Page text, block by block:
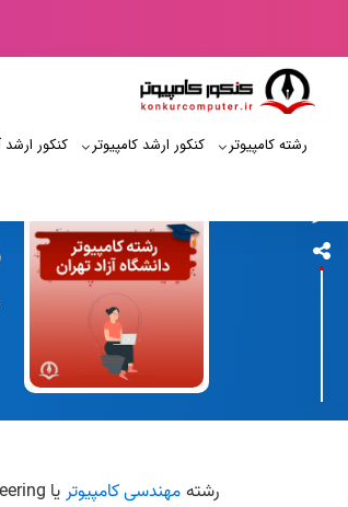
رشته کامپیوتر کنکور ارشد کامپیوتر کنکور
رشتهمهندسی کامپیوتر